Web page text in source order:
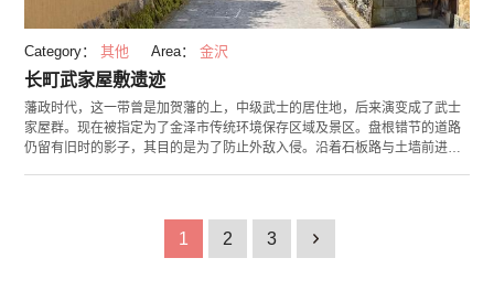
Category： 其他 Area： 金沢
长町武家屋敷遗迹
藩政时代，这一带曾是加贺藩的上，中级武士的居住地，后来演变成了武士
家屋群。现在被指定为了金泽市传统环境保存区域及景区。盘根错节的道路
仍留有旧时的影子，其目的是为了防止外敌入侵。沿着石板路与土墙前进，
1 2 3 1